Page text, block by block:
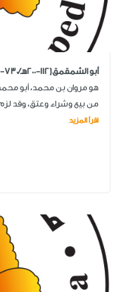
أبو الشمقمق(112-200هـ/730-815 م)
هو مروان بن محمد، أبو
من بيع وشراء وعتق، وقد
اقرأ المزيد